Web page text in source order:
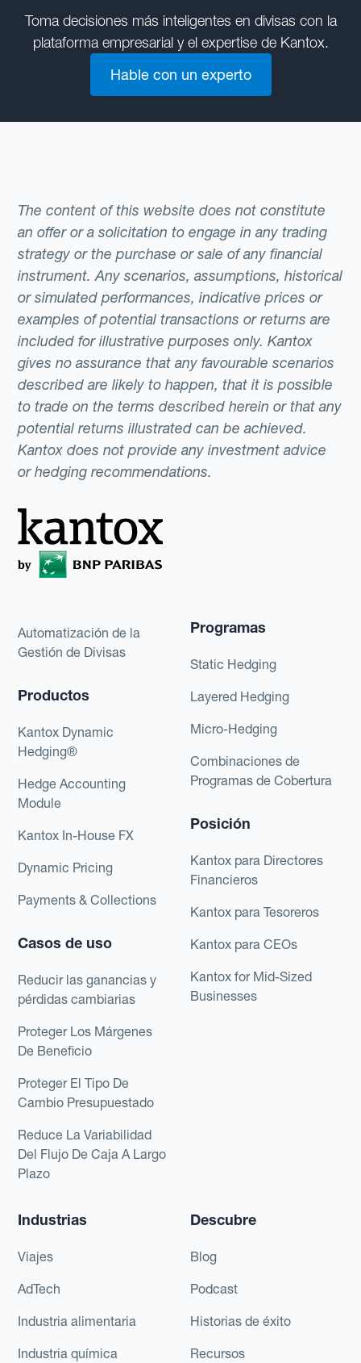
Toma decisiones más inteligentes en divisas con la
plataforma empresarial y el expertise de Kantox.
Hable con un experto
The content of this website does not constitute
an offer or a solicitation to engage in any trading
strategy or the purchase or sale of any financial
instrument. Any scenarios, assumptions, historical
or simulated performances, indicative prices or
examples of potential transactions or returns are
included for illustrative purposes only. Kantox
gives no assurance that any favourable scenarios
described are likely to happen, that it is possible
to trade on the terms described herein or that any
potential returns illustrated can be achieved.
Kantox does not provide any investment advice
or hedging recommendations.
Automatización de la
Gestión de Divisas
Productos
Kantox Dynamic
Hedging®
Hedge Accounting
Module
Kantox In-House FX
Dynamic Pricing
Payments & Collections
Casos de uso
Reducir las ganancias y
pérdidas cambiarias
Proteger Los Márgenes
De Beneficio
Proteger El Tipo De
Cambio Presupuestado
Reduce La Variabilidad
Del Flujo De Caja A Largo
Plazo
Programas
Static Hedging
Layered Hedging
Micro-Hedging
Combinaciones de
Programas de Cobertura
Posición
Kantox para Directores
Financieros
Kantox para Tesoreros
Kantox para CEOs
Kantox for Mid-Sized
Businesses
Industrias
Viajes
AdTech
Industria alimentaria
Industria química
Descubre
Blog
Podcast
Historias de éxito
Recursos